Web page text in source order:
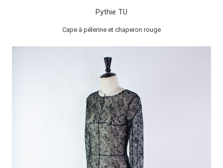
Pythie TU
Cape à pélerine et chaperon rouge